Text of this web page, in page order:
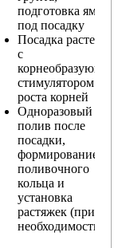
подготовка ямы
под посадку
Посадка растения
с
корнеобразующим
стимулятором
роста корней
Одноразовый
полив после
посадки,
формирование
поливочного
кольца и
установка
растяжек (при
необходимости)